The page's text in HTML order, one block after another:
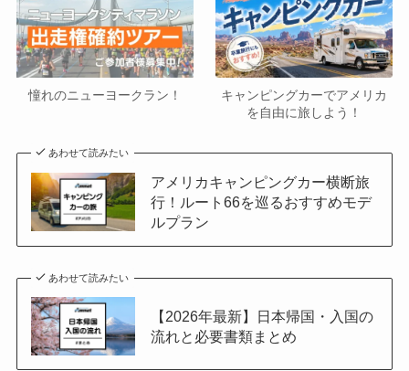
憧れのニューヨークラン！
キャンピングカーでアメリカ
を自由に旅しよう！
あわせて読みたい
アメリカキャンピングカー横断旅
行！ルート66を巡るおすすめモデ
ルプラン
あわせて読みたい
【2026年最新】日本帰国・入国の
流れと必要書類まとめ